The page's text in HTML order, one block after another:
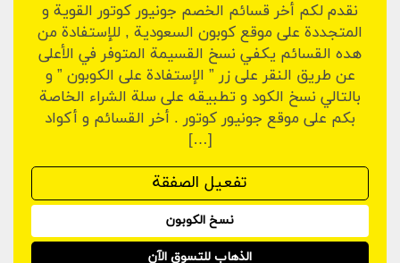
نقدم لكم أخر قسائم الخصم جونيور كوتور القوية و
المتجددة على موقع كوبون السعودية , للإستفادة من
هده القسائم يكفي نسخ القسيمة المتوفر في الأعلى
عن طريق النقر على زر ” الإستفادة على الكوبون ” و
بالتالي نسخ الكود و تطبيقه على سلة الشراء الخاصة
بكم على موقع جونيور كوتور . أخر القسائم و أكواد
[…]
نسخ الكوبون
الذهاب للتسوق الآن